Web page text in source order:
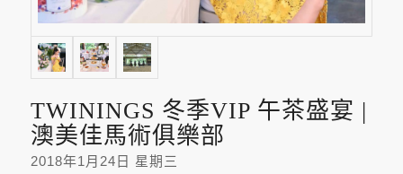
TWININGS 冬季VIP 午茶盛宴 |
澳美佳馬術俱樂部
2018年1月24日 星期三